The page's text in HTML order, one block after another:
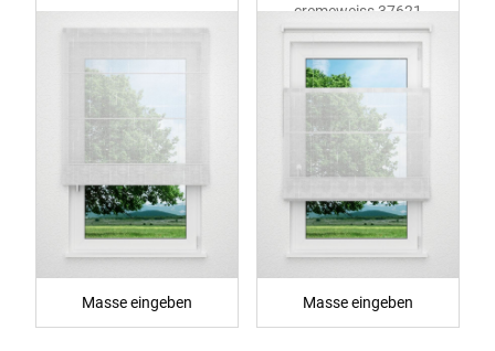
Masse eingeben
cremeweiss 37621
Masse eingeben